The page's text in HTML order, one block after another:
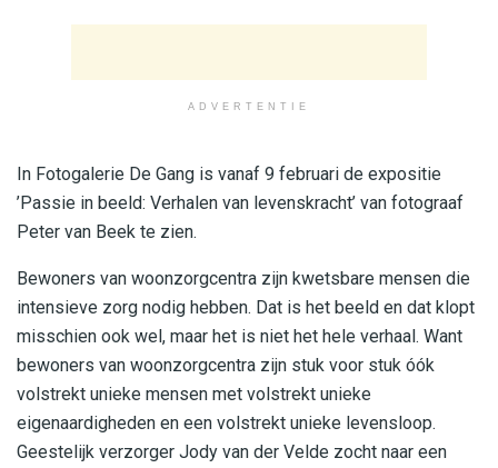
ADVERTENTIE
In Fotogalerie De Gang is vanaf 9 februari de expositie
’Passie in beeld: Verhalen van levenskracht’ van fotograaf
Peter van Beek te zien.
Bewoners van woonzorgcentra zijn kwetsbare mensen die
intensieve zorg nodig hebben. Dat is het beeld en dat klopt
misschien ook wel, maar het is niet het hele verhaal. Want
bewoners van woonzorgcentra zijn stuk voor stuk óók
volstrekt unieke mensen met volstrekt unieke
eigenaardigheden en een volstrekt unieke levensloop.
Geestelijk verzorger Jody van der Velde zocht naar een